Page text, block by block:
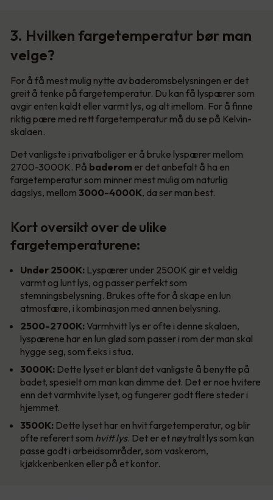
3. Hvilken fargetemperatur bør man
velge?
For å få mest mulig nytte av baderomsbelysningen er det
greit å tenke på fargetemperatur. Du kan få lyspærer som
avgir enten kaldt eller varmt lys, og alt imellom. For å finne
riktig pære med rett fargetemperatur må du se på Kelvin-
skalaen.
Det vanligste i privatboliger er å bruke lyspærer mellom
2700-3000K. På baderom er det anbefalt å ha en
fargetemperatur som minner mest mulig om naturlig
dagslys, mellom 3000-4000K, da ser man best.
Kort oversikt over de ulike
fargetemperaturene:
Under 2500K: Lyspærer under 2500K gir et veldig
varmt og lunt lys, og passer perfekt som
stemningsbelysning. Brukes ofte for å skape en lun
atmosfære, i kombinasjon med annen belysning.
2500-2700K: Varmhvitt lys er ofte i denne skalaen,
lyspærene har en lun glød som passer i rom der man skal
hygge seg, som f.eks i stua.
3000K: Dette lyset er blant det vanligste å benytte på
badet, spesielt om man kan dimme det. Det er noe hvitere
enn det varmhvite lyset, og fungerer godt flere steder i
hjemmet.
3500K: Dette lyset har en hvit fargetemperatur, og blir
ofte referert som hvitt lys. Det er et nøytralt lys som kan
passe godt i arbeidsområder, som vaskerom,
kjøkkenbenken eller på et kontor.